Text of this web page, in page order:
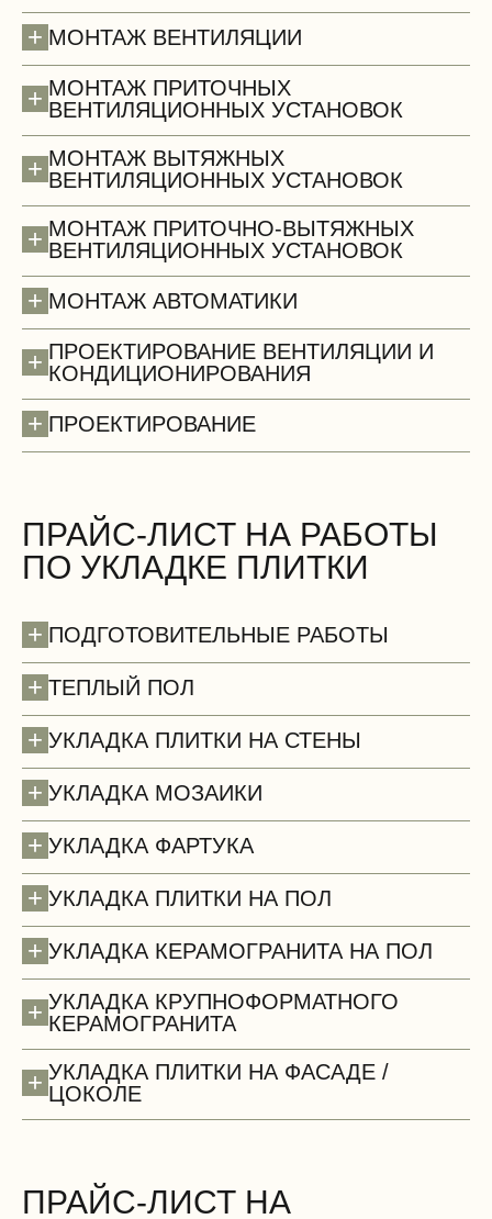
Полы (демонтаж)
+ МОНТАЖ ВЕНТИЛЯЦИИ
+ МОНТАЖ ПРИТОЧНЫХ
ВЕНТИЛЯЦИОННЫХ УСТАНОВОК
+ МОНТАЖ ВЫТЯЖНЫХ
ВЕНТИЛЯЦИОННЫХ УСТАНОВОК
+ МОНТАЖ ПРИТОЧНО-ВЫТЯЖНЫХ
ВЕНТИЛЯЦИОННЫХ УСТАНОВОК
+ МОНТАЖ АВТОМАТИКИ
+ ПРОЕКТИРОВАНИЕ ВЕНТИЛЯЦИИ И
КОНДИЦИОНИРОВАНИЯ
+ ПРОЕКТИРОВАНИЕ
ПРАЙС-ЛИСТ НА РАБОТЫ
ПО УКЛАДКЕ ПЛИТКИ
+ ПОДГОТОВИТЕЛЬНЫЕ РАБОТЫ
+ ТЕПЛЫЙ ПОЛ
+ УКЛАДКА ПЛИТКИ НА СТЕНЫ
+ УКЛАДКА МОЗАИКИ
+ УКЛАДКА ФАРТУКА
+ УКЛАДКА ПЛИТКИ НА ПОЛ
+ УКЛАДКА КЕРАМОГРАНИТА НА ПОЛ
+ УКЛАДКА КРУПНОФОРМАТНОГО
КЕРАМОГРАНИТА
+ УКЛАДКА ПЛИТКИ НА ФАСАДЕ /
ЦОКОЛЕ
ПРАЙС-ЛИСТ НА